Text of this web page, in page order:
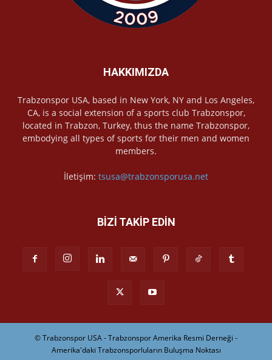
HAKKIMIZDA
Trabzonspor USA, based in New York, NY and Los Angeles,
CA, is a social extension of a sports club Trabzonspor,
located in Trabzon, Turkey, thus the name Trabzonspor,
embodying all types of sports for their men and women
members.
İletişim: tsusa@trabzonsporusa.net
BİZİ TAKİP EDİN
© Trabzonspor USA - Trabzonspor Amerika Resmi Derneği -
Amerika'daki Trabzonsporluların Buluşma Noktası